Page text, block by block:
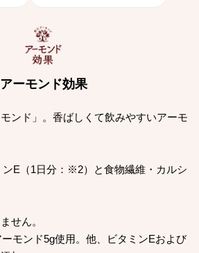
アーモンド効果
ンド」。香ばしくて飲みやすいアーモ
E（1日分：※2）と食物繊維・カルシ
せん。
モンド5g使用。他、ビタミンEおよび